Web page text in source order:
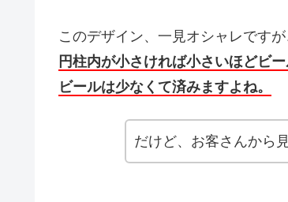
このデザイン、一見オシャレですが
円柱内が小さければ小さいほどビ
ビールは少なくて済みますよね。
だけど、お客さんから